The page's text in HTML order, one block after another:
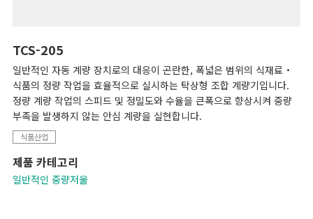
TCS-205
일반적인 자동 계량 장치로의 대응이 곤란한, 폭넓은 범위의 식재료・
식품의 정량 작업을 효율적으로 실시하는 탁상형 조합 계량기입니다.
정량 계량 작업의 스피드 및 정밀도와 수율을 큰폭으로 향상시켜 중량
부족을 발생하지 않는 안심 계량을 실현합니다.
식품산업
제품 카테고리
일반적인 중량저울